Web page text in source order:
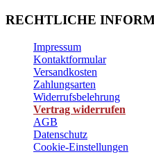
RECHTLICHE
Impressum
Kontaktformular
Versandkosten
Zahlungsarten
Widerrufsbelehrung
Vertrag widerrufen
AGB
Datenschutz
Cookie-Einstellungen